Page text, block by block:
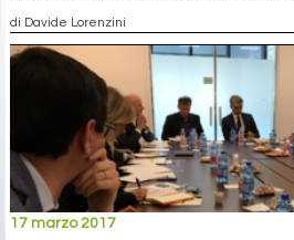
di Davide Lorenzini
17 marzo 2017